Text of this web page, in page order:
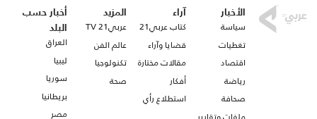
الأخبار
سياسة
تغطيات
اقتصاد
رياضة
صحافة
آراء
كتاب عربي21
قضايا وآراء
مقالات مختارة
أفكار
استطلاع رأي
المزيد
عربي21 TV
عالم الفن
تكنولوجيا
صحة
أخبار حسب
البلد
العراق
ليبيا
سوريا
بريطانيا
مصر